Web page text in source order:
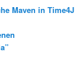
Maven in Time4J